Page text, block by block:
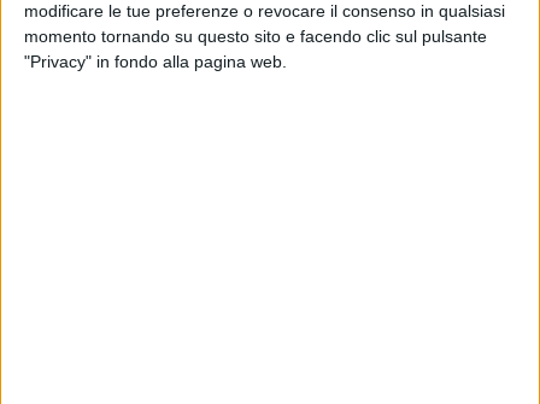
modificare le tue preferenze o revocare il consenso in qualsiasi
momento tornando su questo sito e facendo clic sul pulsante
"Privacy" in fondo alla pagina web.